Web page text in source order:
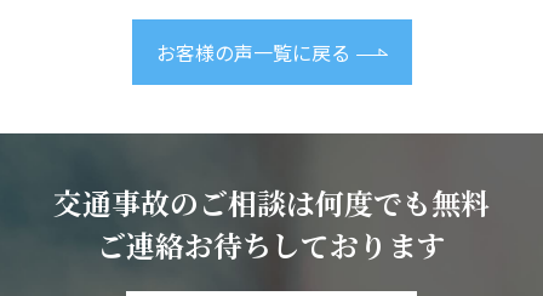
お客様の声一覧に戻る
交通事故のご相談は何度でも無料
ご連絡お待ちしております